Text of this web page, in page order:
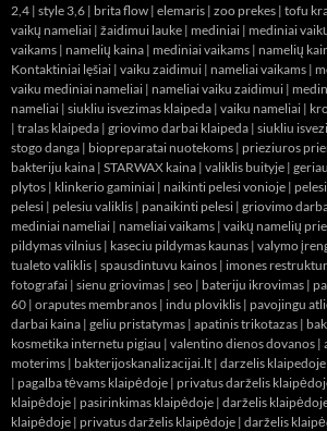
2,4 | style 3,6 | brita flow | elemaris | zoo prekes | tofu
vaikų nameliai | žaidimui lauke | mediniai | mediniai
vaikams | namelių kaina | mediniai vaikams | namelių
Kontaktiniai lęšiai | vaiku zaidimui | nameliai vaikams |
vaiku mediniai nameliai | nameliai vaiku zaidimui |
nameliai | siukliu isvezimas klaipeda | vaiku nameliai |
| tralas klaipeda | griovimo darbai klaipeda | siukliu
stogo danga | biopreparatai nuotekoms | prieziuros
bakteriju kaina | STARWAX kaina | valiklis buityje |
plytos | klinkerio gaminiai | naikinti pelesi vonioje |
pelesi | pelesiu valiklis | panaikinti pelesi | griovimo
mediniai nameliai | nameliai vaikams | vaikų namelių
pildymas vilnius | kaseciu pildymas kaunas | valymo
tualeto valiklis | spausdintuvu kainos | imones
fotografai | sienu griovimas | seo | bateriju ikrovimas |
60 | oraputes membranos | indu ploviklis | pavojingu
darbai kaina | geliu pristatymas | apatinis trikotazas |
kosmetika internetu pigiau | valentino dienos dovanos |
moterims | bakterijoskanalizacijai.lt | darzelis klaipedoje
| pagalba tėvams klaipėdoje | privatus darželis
klaipėdoje | pasirinkimas klaipėdoje | darželis
klaipėdoje | privatus darželis klaipėdoje | darželis